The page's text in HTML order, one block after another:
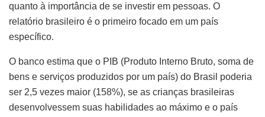
quanto à importância de se investir em pessoas. O
relatório brasileiro é o primeiro focado em um país
específico.
O banco estima que o PIB (Produto Interno Bruto, soma de
bens e serviços produzidos por um país) do Brasil poderia
ser 2,5 vezes maior (158%), se as crianças brasileiras
desenvolvessem suas habilidades ao máximo e o país